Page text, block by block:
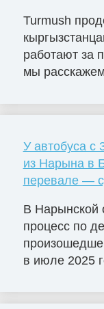
Turmush
работают за
мы
У автобуса с
из Нарына в
перевале —
В Нарынской
процесс по
в июле 2025